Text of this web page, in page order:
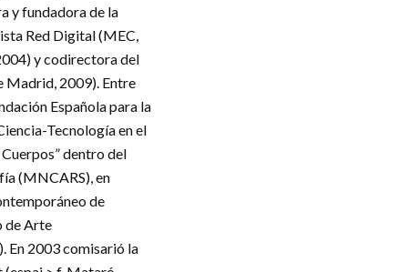
y fundadora de la
Red Digital (MEC,
y codirectora del
Madrid, 2009). Entre
Española para la
Tecnología en el
dentro del
(MNCARS), en
de
de Arte
En 2003 comisarió la